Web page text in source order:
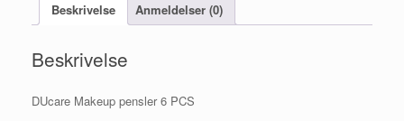
Beskrivelse Anmeldelser (0)
Beskrivelse
DUcare Makeup pensler 6 PCS